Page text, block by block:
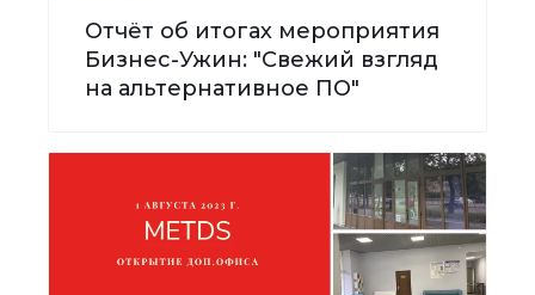
Отчёт об итогах мероприятия
Бизнес-Ужин: "Свежий взгляд
на альтернативное ПО"